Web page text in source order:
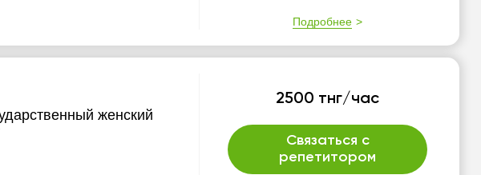
Подробнее
женский
2500 тнг/час
Связаться с
репетитором